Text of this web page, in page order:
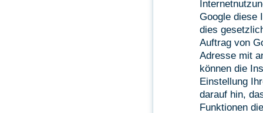
Google diese
dies
Auftrag von
Adresse mit
können die
Einstellung
darauf hin,
Funktionen